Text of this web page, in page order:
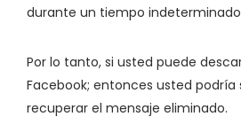
durante un tiempo
Por lo tanto, si usted puede
Facebook; entonces usted podría
recuperar el mensaje eliminado.